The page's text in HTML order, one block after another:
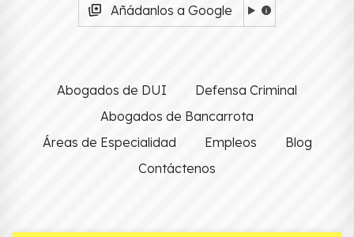
Añádanlos a Google
Abogados de DUI
Defensa Criminal
Abogados de Bancarrota
Áreas de Especialidad
Empleos
Blog
Contáctenos